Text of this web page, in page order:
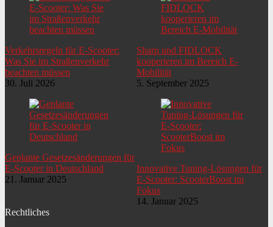
Verkehrsregeln für E-Scooter:
Was Sie im Straßenverkehr
beachten müssen
30. Juli 2026
Sharp und FIDLOCK
kooperieren im Bereich E-
Mobilität
5. September 2025
Geplante Gesetzesänderungen für
E-Scooter in Deutschland
21. Januar 2025
Innovative Tuning-Lösungen für
E-Scooter: ScooterBoost im
Fokus
14. Januar 2025
Rechtliches